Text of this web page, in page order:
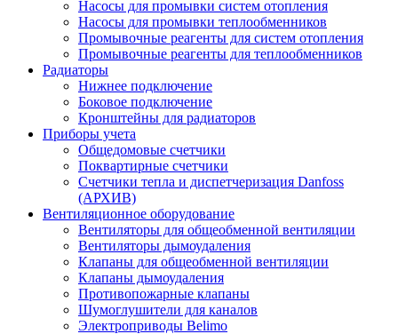
Насосы для промывки систем отопления
Насосы для промывки теплообменников
Промывочные реагенты для систем отопления
Промывочные реагенты для теплообменников
Радиаторы
Нижнее подключение
Боковое подключение
Кронштейны для радиаторов
Приборы учета
Общедомовые счетчики
Поквартирные счетчики
Счетчики тепла и диспетчеризация Danfoss
(АРХИВ)
Вентиляционное оборудование
Вентиляторы для общеобменной вентиляции
Вентиляторы дымоудаления
Клапаны для общеобменной вентиляции
Клапаны дымоудаления
Противопожарные клапаны
Шумоглушители для каналов
Электроприводы Belimo